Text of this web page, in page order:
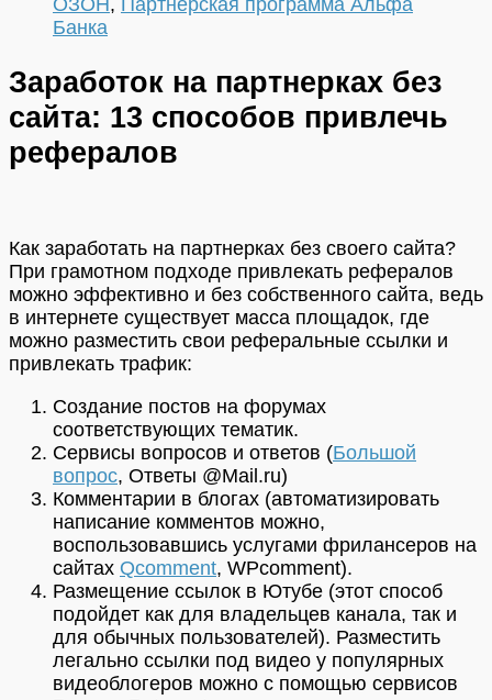
ОЗОН ,
Партнерская программа Альфа
Банка
Заработок на партнерках без
сайта: 13 способов привлечь
рефералов
Как заработать на партнерках без своего сайта?
При грамотном подходе привлекать рефералов
можно эффективно и без собственного сайта, ведь
в интернете существует масса площадок, где
можно разместить свои реферальные ссылки и
привлекать трафик:
Создание постов на форумах
соответствующих тематик.
Сервисы вопросов и ответов (Большой
вопрос, Ответы @Mail.ru)
Комментарии в блогах (автоматизировать
написание комментов можно,
воспользовавшись услугами фрилансеров на
сайтах Qcomment, WPcomment).
Размещение ссылок в Ютубе (этот способ
подойдет как для владельцев канала, так и
для обычных пользователей). Разместить
легально ссылки под видео у популярных
видеоблогеров можно с помощью сервисов